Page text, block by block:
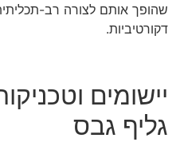
שהופך אותם לצורה רב-
דקורטיביות.
יישומים
גליף גבס